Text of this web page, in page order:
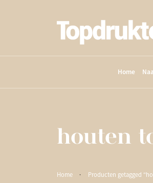
Home
houten
Home · Producten getagged